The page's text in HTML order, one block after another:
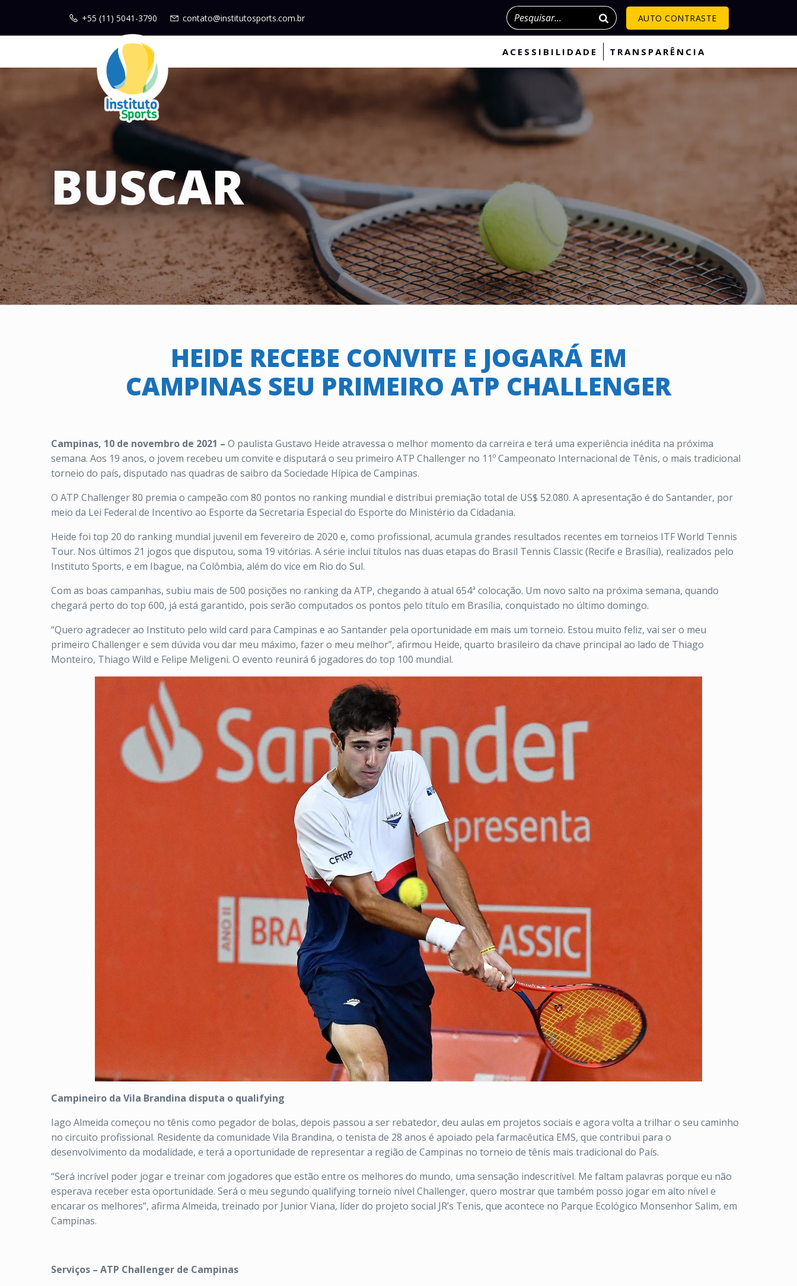
+55 (11) 5041-3790 contato@institutosports.com.br Pesquisar AUTO CONTRASTE
ACESSIBILIDADE TRANSPARÊNCIA
BUSCAR
HEIDE RECEBE CONVITE E JOGARÁ EM
CAMPINAS SEU PRIMEIRO ATP CHALLENGER
Campinas, 10 de novembro de 2021 – O paulista Gustavo Heide atravessa o melhor momento da carreira e terá uma experiência inédita na próxima
semana. Aos 19 anos, o jovem recebeu um convite e disputará o seu primeiro ATP Challenger no 11º Campeonato Internacional de Tênis, o mais tradicional
torneio do país, disputado nas quadras de saibro da Sociedade Hípica de Campinas.
O ATP Challenger 80 premia o campeão com 80 pontos no ranking mundial e distribui premiação total de US$ 52.080. A apresentação é do Santander, por
meio da Lei Federal de Incentivo ao Esporte da Secretaria Especial do Esporte do Ministério da Cidadania.
Heide foi top 20 do ranking mundial juvenil em fevereiro de 2020 e, como profissional, acumula grandes resultados recentes em torneios ITF World Tennis
Tour. Nos últimos 21 jogos que disputou, soma 19 vitórias. A série inclui títulos nas duas etapas do Brasil Tennis Classic (Recife e Brasília), realizados pelo
Instituto Sports, e em Ibague, na Colômbia, além do vice em Rio do Sul.
Com as boas campanhas, subiu mais de 500 posições no ranking da ATP, chegando à atual 654ª colocação. Um novo salto na próxima semana, quando
chegará perto do top 600, já está garantido, pois serão computados os pontos pelo título em Brasília, conquistado no último domingo.
“Quero agradecer ao Instituto pelo wild card para Campinas e ao Santander pela oportunidade em mais um torneio. Estou muito feliz, vai ser o meu
primeiro Challenger e sem dúvida vou dar meu máximo, fazer o meu melhor”, afirmou Heide, quarto brasileiro da chave principal ao lado de Thiago
Monteiro, Thiago Wild e Felipe Meligeni. O evento reunirá 6 jogadores do top 100 mundial.
Campineiro da Vila Brandina disputa o qualifying
Iago Almeida começou no tênis como pegador de bolas, depois passou a ser rebatedor, deu aulas em projetos sociais e agora volta a trilhar o seu caminho
no circuito profissional. Residente da comunidade Vila Brandina, o tenista de 28 anos é apoiado pela farmacêutica EMS, que contribui para o
desenvolvimento da modalidade, e terá a oportunidade de representar a região de Campinas no torneio de tênis mais tradicional do País.
“Será incrível poder jogar e treinar com jogadores que estão entre os melhores do mundo, uma sensação indescritível. Me faltam palavras porque eu não
esperava receber esta oportunidade. Será o meu segundo qualifying torneio nível Challenger, quero mostrar que também posso jogar em alto nível e
encarar os melhores”, afirma Almeida, treinado por Junior Viana, líder do projeto social JR’s Tenis, que acontece no Parque Ecológico Monsenhor Salim, em
Campinas.
Serviços – ATP Challenger de Campinas